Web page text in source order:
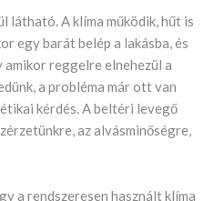
látható. A klíma működik, hűt is
egy barát belép a lakásba, és
reggelre elnehezül a
a probléma már ott van
kérdés. A beltéri levegő
az alvásminőségre,
a rendszeresen használt klíma